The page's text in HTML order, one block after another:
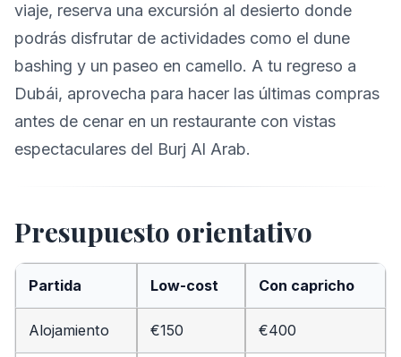
viaje, reserva una excursión al desierto donde
podrás disfrutar de actividades como el dune
bashing y un paseo en camello. A tu regreso a
Dubái, aprovecha para hacer las últimas compras
antes de cenar en un restaurante con vistas
espectaculares del Burj Al Arab.
Presupuesto orientativo
Partida Low-cost Con capricho
Alojamiento €150 €400